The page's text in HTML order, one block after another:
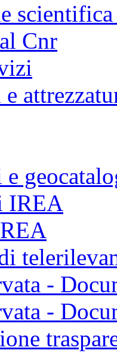
Cnr
e
IREA
-
-